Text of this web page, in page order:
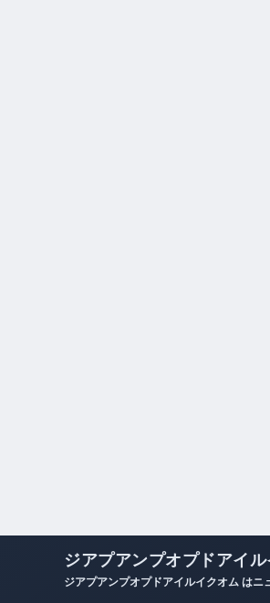
ジアプアンプオプドアイルイクオム は